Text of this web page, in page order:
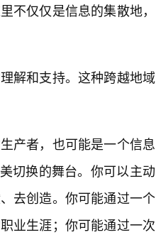
不仅仅是信息的集散地，
解和支持。这种跨越地域
产者，也可能是一个信息
切换的舞台。你可以主动
去创造。你可能通过一个
业生涯；你可能通过一次